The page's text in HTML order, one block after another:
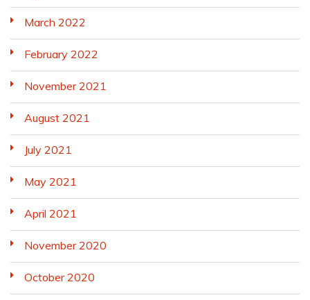
March 2022
February 2022
November 2021
August 2021
July 2021
May 2021
April 2021
November 2020
October 2020